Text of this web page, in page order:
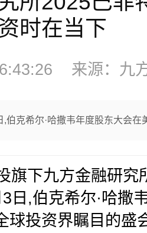
时在当下
来源：
,伯克希尔·哈撒韦年度股东大会在
旗下九方金融研究
日,伯克希尔·哈撒
球投资界瞩目的盛